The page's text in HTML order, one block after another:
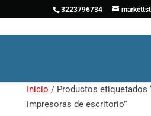
3223796734
Inicio / Productos etiquetados
impresoras de escritorio”